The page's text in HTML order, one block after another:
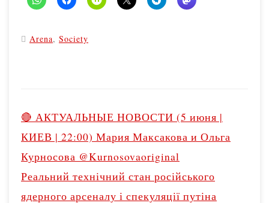
Arena, Society
o
s
t
n
a
v
🔴 АКТУАЛЬНЫЕ НОВОСТИ (5 июня |
КИЕВ | 22:00) Мария Максакова и Ольга
Курносова @Kurnosovaoriginal
Реальний технічний стан російського
ядерного арсеналу і спекуляції путіна